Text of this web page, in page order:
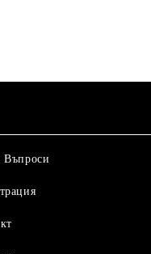
Въпроси